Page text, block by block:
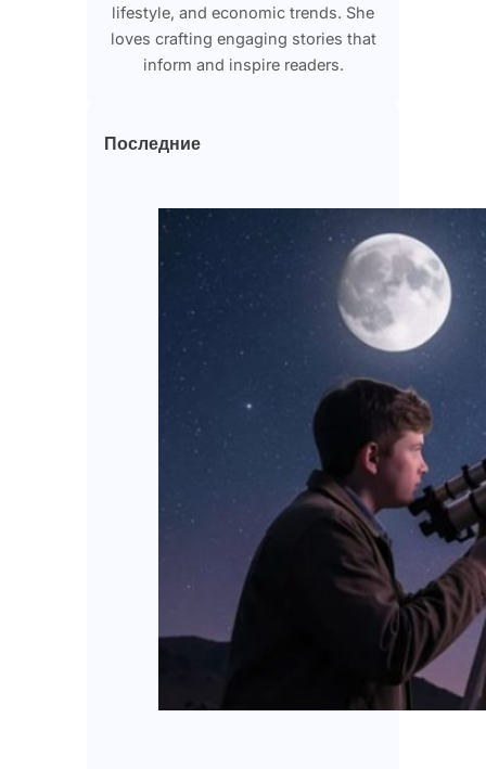
lifestyle, and economic trends. She
loves crafting engaging stories that
inform and inspire readers.
Последние